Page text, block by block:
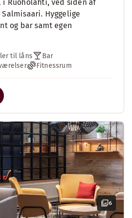
Ruoholahti, ved siden af
Hyggelige
og bar samt egen
til låns
Bar
Fitnessrum
6